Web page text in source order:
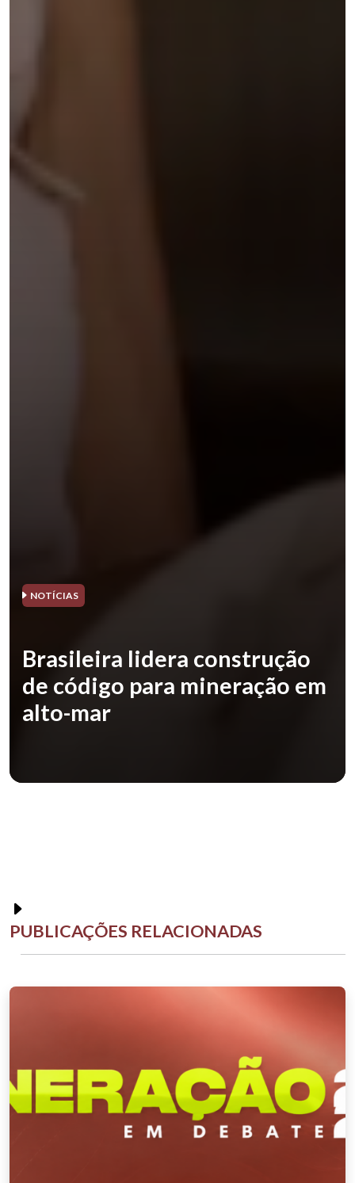
NOTÍCIAS
Brasileira lidera construção
de código para mineração em
alto-mar
PUBLICAÇÕES RELACIONADAS